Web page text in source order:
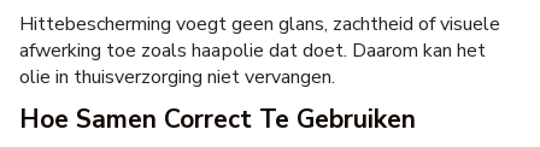
Hittebescherming voegt geen glans, zachtheid of visuele
afwerking toe zoals haароlie dat doet. Daarom kan het
olie in thuisverzorging niet vervangen.
Hoe Samen Correct Te Gebruiken